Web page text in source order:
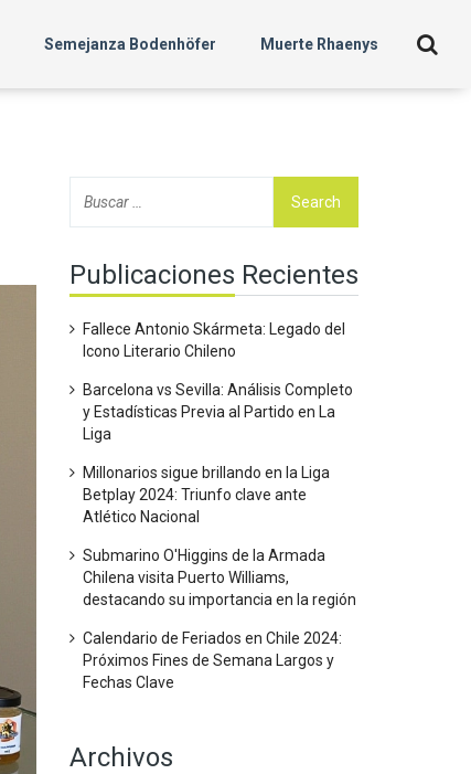
Semejanza Bodenhöfer Muerte Rhaenys
Publicaciones Recientes
Fallece Antonio Skármeta: Legado del
Icono Literario Chileno
Barcelona vs Sevilla: Análisis Completo
y Estadísticas Previa al Partido en La
Liga
Millonarios sigue brillando en la Liga
Betplay 2024: Triunfo clave ante
Atlético Nacional
Submarino O'Higgins de la Armada
Chilena visita Puerto Williams,
destacando su importancia en la región
Calendario de Feriados en Chile 2024:
Próximos Fines de Semana Largos y
Fechas Clave
Archivos